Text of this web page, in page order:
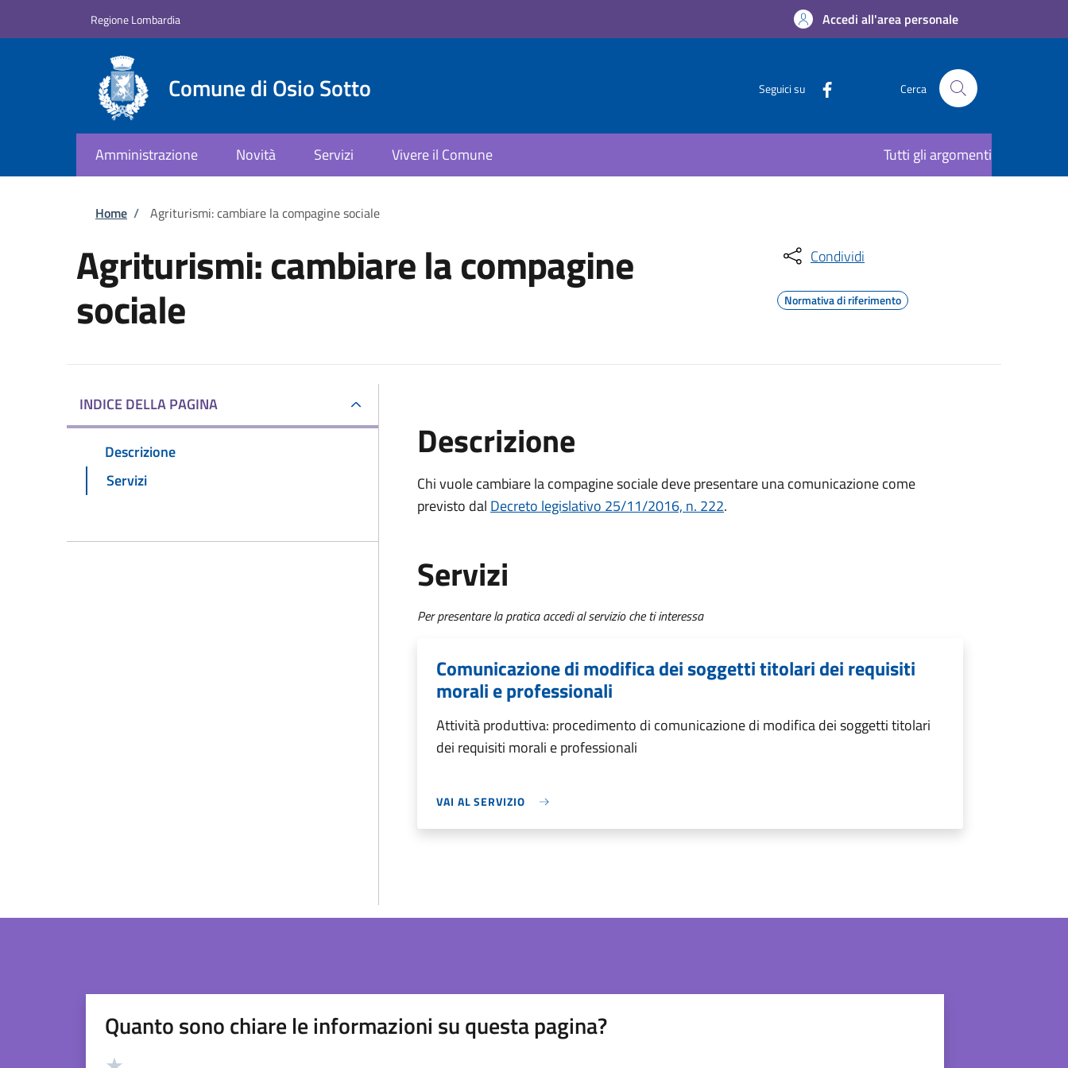
Regione Lombardia Accedi all'area personale
Comune di Osio Sotto Seguici su Cerca
Amministrazione Novità Servizi Vivere il Comune Tutti gli argomenti
Briciole di pane
Home / Agriturismi: cambiare la compagine sociale
Agriturismi: cambiare la compagine
sociale
Condividi
Normativa di riferimento
INDICE DELLA PAGINA
Descrizione
Servizi
Descrizione
Chi vuole cambiare la compagine sociale deve presentare una comunicazionecome
previsto dal Decreto legislativo 25/11/2016, n. 222.
Servizi
Per presentare la pratica accedi al servizio che ti interessa
Comunicazione di modifica dei soggetti titolari dei requisiti
morali e professionali
Attività produttiva: procedimento di comunicazione di modifica dei soggetti titolari
dei requisiti morali e professionali
VAI AL SERVIZIO
Quanto sono chiare le informazioni su questa pagina?
Valutazione